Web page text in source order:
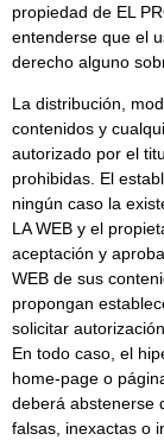
propiedad de EL
entenderse que el
derecho alguno
La distribución,
contenidos y
autorizado por el
prohibidas. El
ningún caso la
LA WEB y el
aceptación y
WEB de sus
propongan
solicitar
En todo caso, el
home-page o
deberá abstenerse
falsas, inexactas o